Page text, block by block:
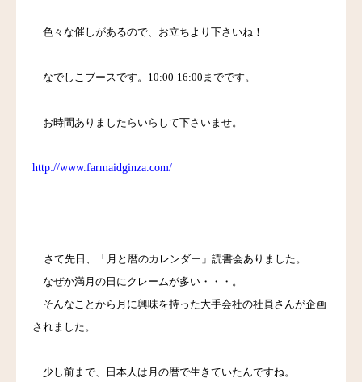
色々な催しがあるので、お立ちより下さいね！
なでしこブースです。 10:00-16:00 までです。
お時間ありましたらいらして下さいませ。
http://www.farmaidginza.com/
さて先日、「月と暦のカレンダー」読書会ありました。
なぜか満月の日にクレームが多い・・・。
そんなことから月に興味を持った大手会社の社員さんが企画
されました。
少し前まで、日本人は月の暦で生きていたんですね。
アクセス